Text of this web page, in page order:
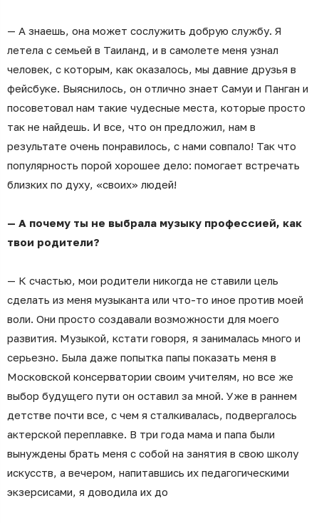
— А знаешь, она может сослужить добрую службу. Я
летела с семьей в Таиланд, и в самолете меня узнал
человек, с которым, как оказалось, мы давние друзья в
фейсбуке. Выяснилось, он отлично знает Самуи и Панган и
посоветовал нам такие чудесные места, которые просто
так не найдешь. И все, что он предложил, нам в
результате очень понравилось, с нами совпало! Так что
популярность порой хорошее дело: помогает встречать
близких по духу, «своих» людей!
— А почему ты не выбрала музыку профессией, как
твои родители?
— К счастью, мои родители никогда не ставили цель
сделать из меня музыканта или что-то иное против моей
воли. Они просто создавали возможности для моего
развития. Музыкой, кстати говоря, я занималась много и
серьезно. Была даже попытка папы показать меня в
Московской консерватории своим учителям, но все же
выбор будущего пути он оставил за мной. Уже в раннем
детстве почти все, с чем я сталкивалась, подвергалось
актерской переплавке. В три года мама и папа были
вынуждены брать меня с собой на занятия в свою школу
искусств, а вечером, напитавшись их педагогическими
экзерсисами, я доводила их до